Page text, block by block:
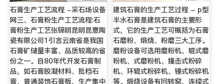
石膏生产工艺流程 -采石场设备
网三、石膏粉生产工艺流程:石
膏粉生产工艺张锦明昆明昆意陶
瓷有限公司1引言云南省是我国
石膏矿储量丰富、品质较高的省
份之一。自80年代开发石膏制
品，如石膏胶凝材料、批档石
膏、普通装饰石膏板，生产集中
建筑石膏的生产工艺过程 - p型
半水石膏是建筑石膏的主要形
式，它的生产工艺可概括为石膏
石磨粉、煅烧、粉磨三大工序。
磨粉设备可选用磨粉机、辊式磨
粉机、式磨粉机、撞击式粉碎
机、环辊式粉碎机、锤式粉碎机
等。煅烧设备有回转窑、连续式